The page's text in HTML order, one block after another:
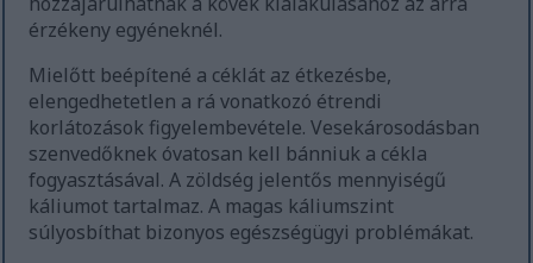
érzékeny egyéneknél.
Mielőtt beépítené a céklát az étkezésbe,
elengedhetetlen a rá vonatkozó étrendi
korlátozások figyelembevétele. Vesekárosodásban
szenvedőknek óvatosan kell bánniuk a cékla
fogyasztásával. A zöldség jelentős mennyiségű
káliumot tartalmaz. A magas káliumszint
súlyosbíthat bizonyos egészségügyi problémákat.